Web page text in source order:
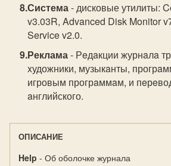
Система- дисковые утилиты:
v3.03R, Advanced Disk Monitor
Service v2.0.
Реклама- Рeдaкции журнaлa
xудожники, музыкaнты,
игровым прогрaммaм, и
aнглийского.
ОПИСАНИЕ
Help - Об оболочке журнала